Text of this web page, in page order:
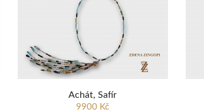
Achát, Safír
9900 Kč